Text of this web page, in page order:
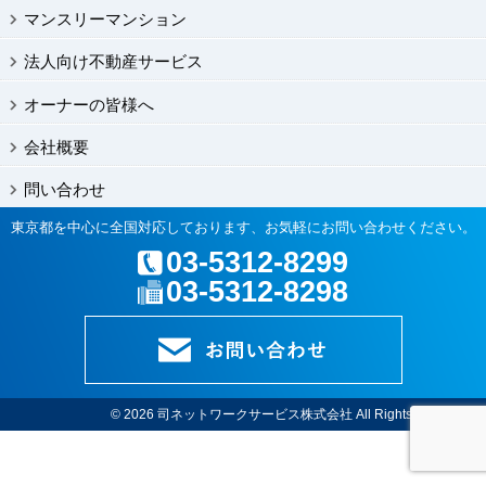
マンスリーマンション
法人向け不動産サービス
オーナーの皆様へ
会社概要
問い合わせ
東京都を中心に全国対応しております、お気軽にお問い合わせください。
03-5312-8299
03-5312-8298
© 2026司ネットワークサービス株式会社 All Rights Reserved.